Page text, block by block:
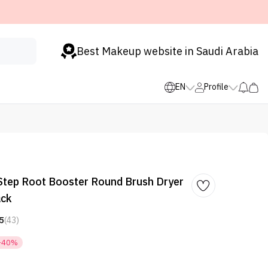
Best Makeup website in Saudi Arabia
EN Profile
Root Booster Round Brush Dryer
5(43)